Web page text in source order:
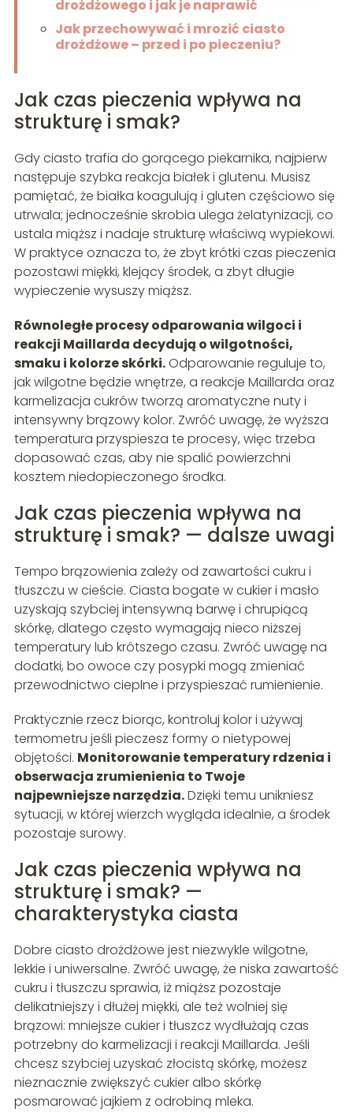
drożdżowego i jak je naprawić
Jak przechowywać i mrozić ciasto
drożdżowe – przed i po pieczeniu?
Jak czas pieczenia wpływa na
strukturę i smak?
Gdy ciasto trafia do gorącego piekarnika, najpierw
następuje szybka reakcja białek i glutenu. Musisz
pamiętać, że białka koagulują i gluten częściowo się
utrwala; jednocześnie skrobia ulega żelatynizacji, co
ustala miąższ i nadaje strukturę właściwą wypiekowi.
W praktyce oznacza to, że zbyt krótki czas pieczenia
pozostawi miękki, klejący środek, a zbyt długie
wypieczenie wysuszy miąższ.
Równoległe procesy odparowania wilgoci i
reakcji Maillarda decydują o wilgotności,
smaku i kolorze skórki.Odparowanie reguluje to,
jak wilgotne będzie wnętrze, a reakcje Maillarda oraz
karmelizacja cukrów tworzą aromatyczne nuty i
intensywny brązowy kolor. Zwróć uwagę, że wyższa
temperatura przyspiesza te procesy, więc trzeba
dopasować czas, aby nie spalić powierzchni
kosztem niedopieczonego środka.
Jak czas pieczenia wpływa na
strukturę i smak? — dalsze uwagi
Tempo brązowienia zależy od zawartości cukru i
tłuszczu w cieście. Ciasta bogate w cukier i masło
uzyskają szybciej intensywną barwę i chrupiącą
skórkę, dlatego często wymagają nieco niższej
temperatury lub krótszego czasu. Zwróć uwagę na
dodatki, bo owoce czy posypki mogą zmieniać
przewodnictwo cieplne i przyspieszać rumienienie.
Praktycznie rzecz biorąc, kontroluj kolor i używaj
termometru jeśli pieczesz formy o nietypowej
objętości. Monitorowanie temperatury rdzenia i
obserwacja zrumienienia to Twoje
najpewniejsze narzędzia.Dzięki temu unikniesz
sytuacji, w której wierzch wygląda idealnie, a środek
pozostaje surowy.
Jak czas pieczenia wpływa na
strukturę i smak? —
charakterystyka ciasta
Dobre ciasto drożdżowe jest niezwykle wilgotne,
lekkie i uniwersalne. Zwróć uwagę, że niska zawartość
cukru i tłuszczu sprawia, iż miąższ pozostaje
delikatniejszy i dłużej miękki, ale też wolniej się
brązowi: mniejsze cukier i tłuszcz wydłużają czas
potrzebny do karmelizacji i reakcji Maillarda. Jeśli
chcesz szybciej uzyskać złocistą skórkę, możesz
nieznacznie zwiększyć cukier albo skórkę
posmarować jajkiem z odrobiną mleka.